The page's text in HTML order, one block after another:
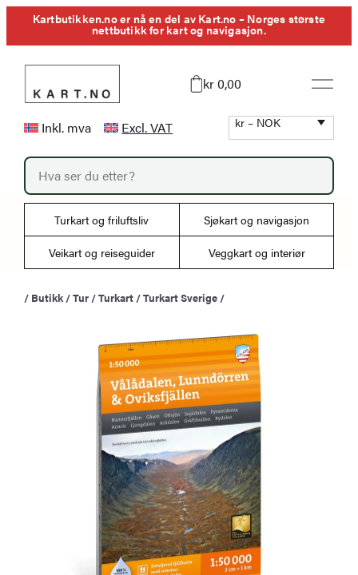
HoppKartbutikken.no er nå en del av Kart.no – Norges største
nettbutikk for kart og navigasjon.
kr 0,00
Inkl. mva Excl. VAT kr – NOK
P
o
d
t
r
Turkart og friluftsliv Sjøkart og navigasjon
Veikart og reiseguider Veggkart og interiør
/ Butikk /Tur /Turkart /Turkart Sverige /